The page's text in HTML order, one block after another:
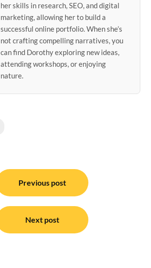
her skills in research, SEO, and digital
marketing, allowing her to build a
successful online portfolio. When she’s
not crafting compelling narratives, you
can find Dorothy exploring new ideas,
attending workshops, or enjoying
nature.
Previous post
Next post